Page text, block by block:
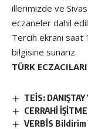
illerimizde ve
eczaneler dahil
Tercih ekranı saat
bilgisine sunarız.
TÜRK
TEİS: DANIŞTAY
CERRAHİ
VERBİS